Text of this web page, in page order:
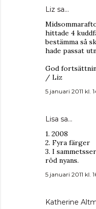
Liz sa…
hittade 4
bestämma så
hade passat
God
/ Liz
5 januari 2011 kl.
Lisa sa…
1. 2008
2. Fyra färger
3. I
röd nyans.
5 januari 2011 kl.
Katherine